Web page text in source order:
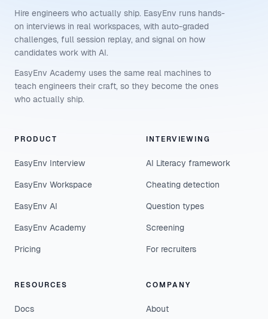
Hire engineers who actually ship. EasyEnv runs hands-
on interviews in real workspaces, with auto-graded
challenges, full session replay, and signal on how
candidates work with AI.
EasyEnv Academy uses the same real machines to
teach engineers their craft, so they become the ones
who actually ship.
PRODUCT
EasyEnv Interview
EasyEnv Workspace
EasyEnv AI
EasyEnv Academy
Pricing
INTERVIEWING
AI Literacy framework
Cheating detection
Question types
Screening
For recruiters
RESOURCES
Docs
COMPANY
About